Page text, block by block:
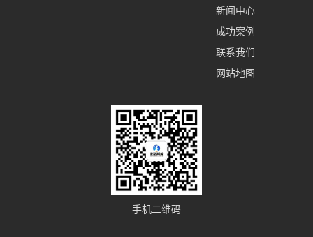
新闻中心
成功案例
联系我们
网站地图
手机二维码